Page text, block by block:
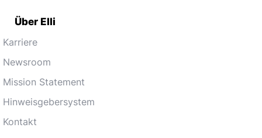
Über Elli
Karriere
Newsroom
Mission Statement
Hinweisgebersystem
Kontakt